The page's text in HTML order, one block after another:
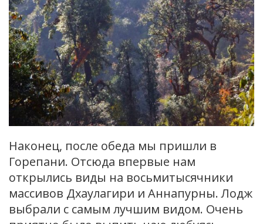
Наконец, после обеда мы пришли в
Горепани. Отсюда впервые нам
открылись виды на восьмитысячники
массивов Дхаулагири и Аннапурны. Лодж
выбрали с самым лучшим видом. Очень